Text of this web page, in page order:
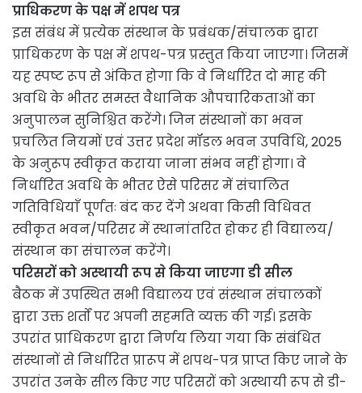
प्राधिकरण के पक्ष में शपथ पत्र
इस संबंध में प्रत्येक संस्थान के प्रबंधक/संचालक द्वारा
प्राधिकरण के पक्ष में शपथ-पत्र प्रस्तुत किया जाएगा। जिसमें
यह स्पष्ट रूप से अंकित होगा कि वे निर्धारित दो माह की
अवधि के भीतर समस्त वैधानिक औपचारिकताओं का
अनुपालन सुनिश्चित करेंगे। जिन संस्थानों का भवन
प्रचलित नियमों एवं उत्तर प्रदेश मॉडल भवन उपविधि, 2025
के अनुरूप स्वीकृत कराया जाना संभव नहीं होगा। वे
निर्धारित अवधि के भीतर ऐसे परिसर में संचालित
गतिविधियाँ पूर्णतः बंद कर देंगे अथवा किसी विधिवत
स्वीकृत भवन/परिसर में स्थानांतरित होकर ही विद्यालय/
संस्थान का संचालन करेंगे।
परिसरों को अस्थायी रूप से किया जाएगा डी सील
बैठक में उपस्थित सभी विद्यालय एवं संस्थान संचालकों
द्वारा उक्त शर्तों पर अपनी सहमति व्यक्त की गई। इसके
उपरांत प्राधिकरण द्वारा निर्णय लिया गया कि संबंधित
संस्थानों से निर्धारित प्रारूप में शपथ-पत्र प्राप्त किए जाने के
उपरांत उनके सील किए गए परिसरों को अस्थायी रूप से डी-